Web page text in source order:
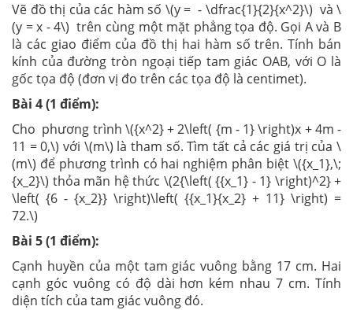
Vẽ đồ thị của các hàm số \(y = - \dfrac{1}{2}{x^2}\) và \
(y = x - 4\) trên cùng một mặt phẳng tọa độ. Gọi A và B
là các giao điểm của đồ thị hai hàm số trên. Tính bán
kính của đường tròn ngoại tiếp tam giác OAB, với O là
gốc tọa độ (đơn vị đo trên các tọa độ là centimet).
Bài 4 (1 điểm):
Cho phương trình \({x^2} + 2\left( {m - 1} \right)x + 4m -
11 = 0,\) với \(m\) là tham số. Tìm tất cả các giá trị của \
(m\) để phương trình có hai nghiệm phân biệt \({x_1},\;
{x_2}\) thỏa mãn hệ thức \(2{\left( {{x_1} - 1} \right)^2} +
\left( {6 - {x_2}} \right)\left( {{x_1}{x_2} + 11} \right) =
72.\)
Bài 5 (1 điểm):
Cạnh huyền của một tam giác vuông bằng 17 cm. Hai
cạnh góc vuông có độ dài hơn kém nhau 7 cm. Tính
diện tích của tam giác vuông đó.